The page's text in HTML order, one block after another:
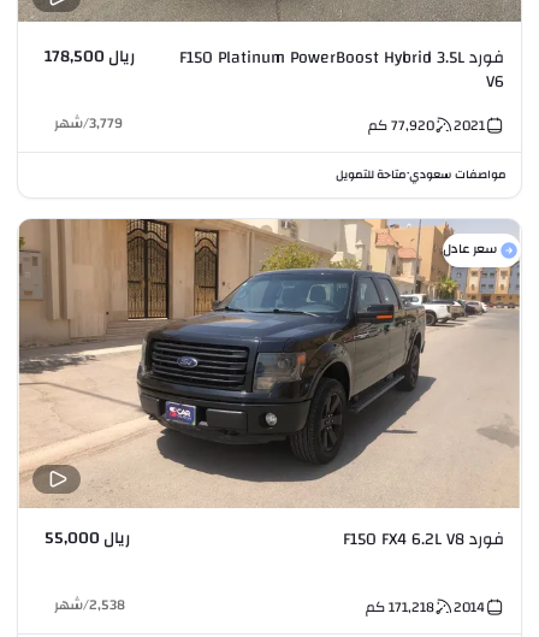
فورد F150 Platinum PowerBoost Hybrid 3.5L
V6
ريال 178,500
2021
77,920كم 3,779
/شهر
مواصفات سعودي•متاحة للتمويل
سعر عادل
فورد F150 FX4 6.2L V8 ريال 55,000
2014
171,218كم 2,538
/شهر